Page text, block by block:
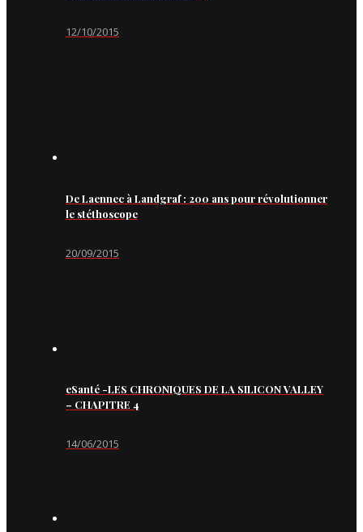
12/10/2015
De Laennec à Landgraf : 200 ans pour révolutionner
le stéthoscope
20/09/2015
eSanté -LES CHRONIQUES DE LA SILICON VALLEY
– CHAPITRE 4
14/06/2015